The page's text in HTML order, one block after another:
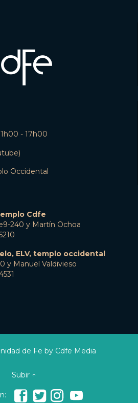
- 17h00
Occidental
Cdfe
240 y Martín Ochoa
ELV, templo occidental
y Manuel Valdivieso
de Fe by Cdfe Media
Subir ↑
   